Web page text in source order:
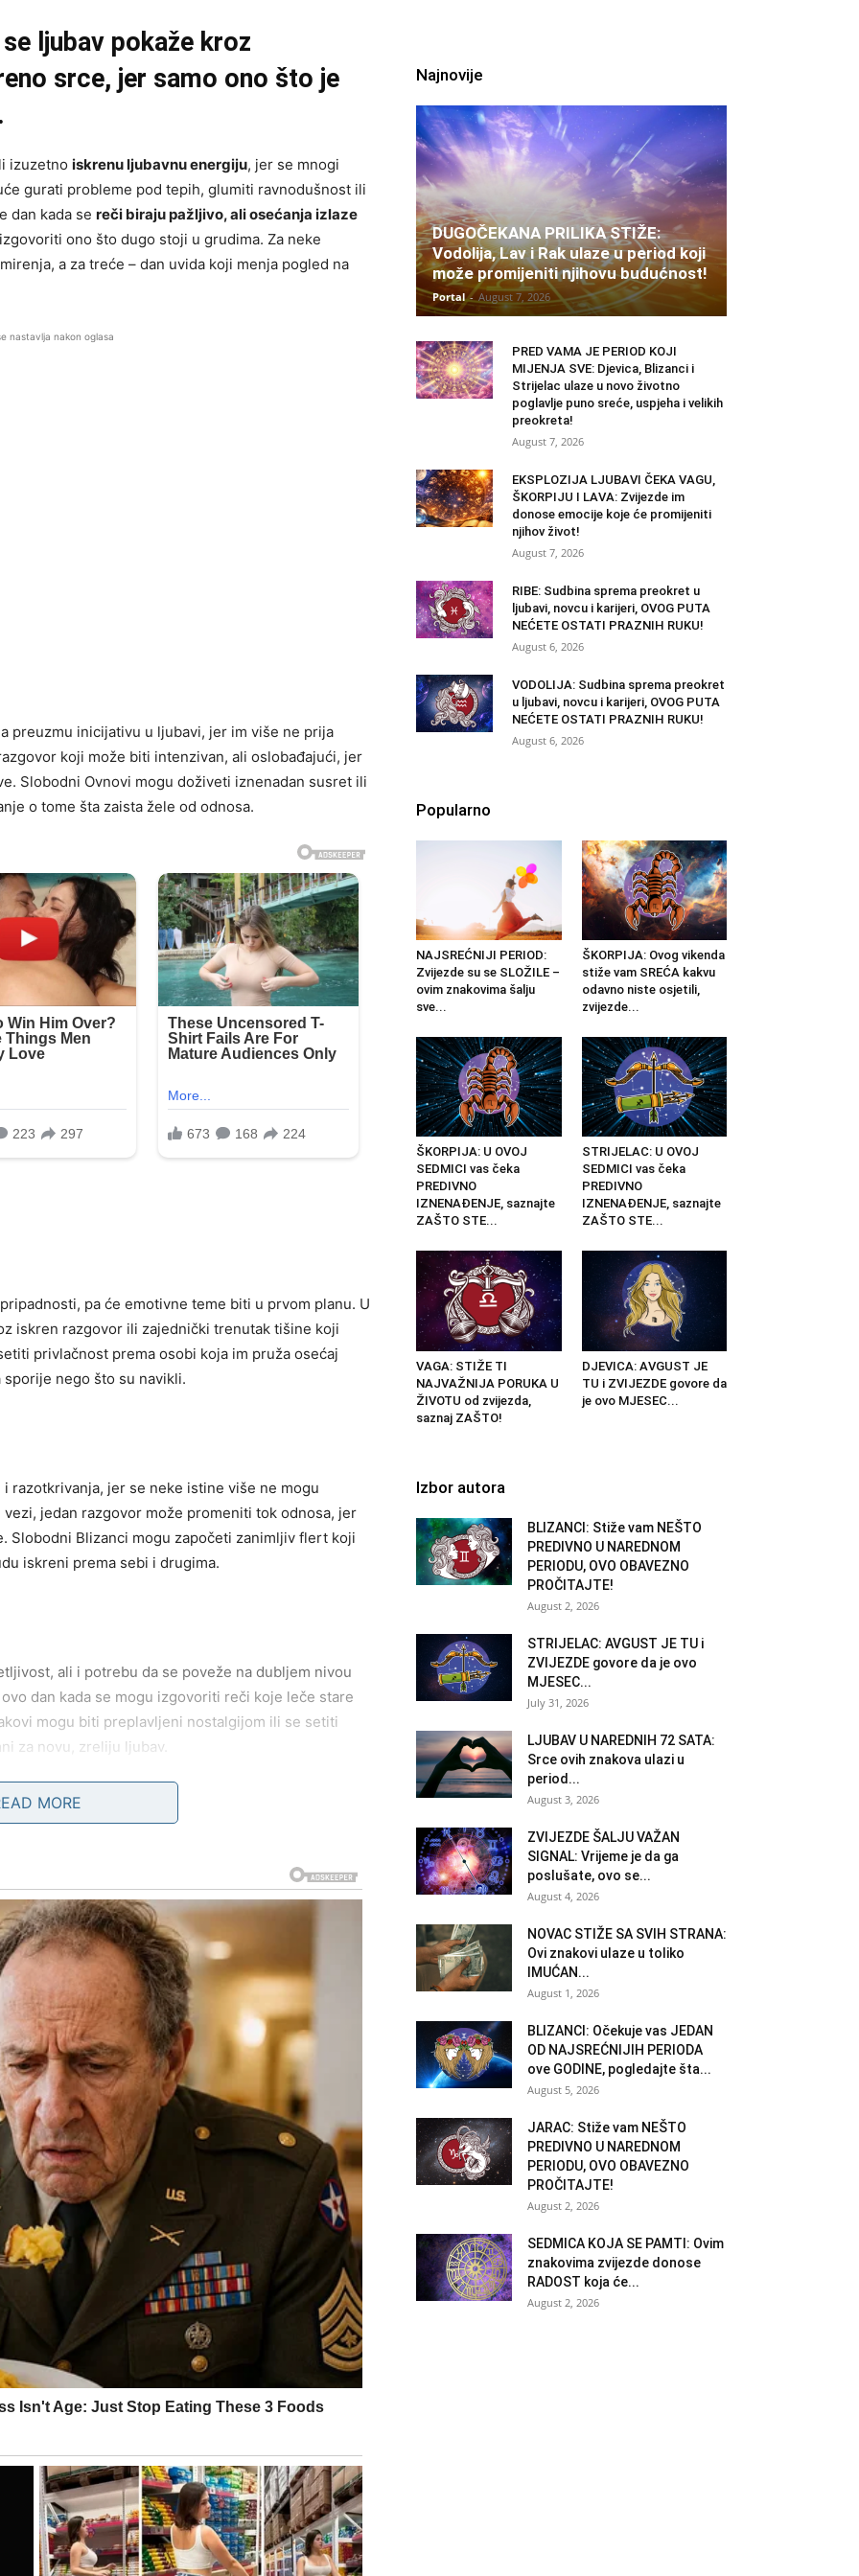
ljubav pokaže kroz
srce, jer samo ono što je
izuzetno iskrenu ljubavnu energiju, jer se mnogi
gurati probleme pod tepih, glumiti ravnodušnost ili
dan kada se reči biraju pažljivo, ali osećanja izlaze
ono što dugo stoji u grudima. Za neke
a za treće – dan uvida koji menja pogled na
nastavlja nakon oglasa
preuzmu inicijativu u ljubavi, jer im više ne prija
koji može biti intenzivan, ali oslobađajući, jer
Slobodni Ovnovi mogu doživeti iznenadan susret ili
o tome šta zaista žele od odnosa.
pa će emotivne teme biti u prvom planu. U
iskren razgovor ili zajednički trenutak tišine koji
privlačnost prema osobi koja im pruža osećaj
nego što su navikli.
razotkrivanja, jer se neke istine više ne mogu
jedan razgovor može promeniti tok odnosa, jer
Slobodni Blizanci mogu započeti zanimljiv flert koji
iskreni prema sebi i drugima.
ali i potrebu da se poveže na dubljem nivou
dan kada se mogu izgovoriti reči koje leče stare
mogu biti preplavljeni nostalgijom ili se setiti
za novu, zreliju ljubav.
iskrenosti koji dodatno produbljuje odnos.
onakvima kakvi jesu, bez idealizacije, što ih može i
ponašanje partnera, ali zvezde savetuju
iskrena namera. U vezama je važno da se emocije
biti iznenađene simpatijama koje se javljaju
racionalno.
i emotivnim mirom, ali okolnosti zahtevaju jasan
budućnosti, obaveza ili granica, a iskren razgovor
lepu komunikaciju koja ima potencijal da preraste
i dubokih uvida, jer se istina više ne može skrivati.
koja ih tera da se suoče sa sopstvenim strahovima
MORE
Najnovije
DUGOČEKANA PRILIKA STIŽE:
Vodolija, Lav i Rak ulaze u period koji
može promijeniti njihovu budućnost!
Portal - August 7, 2026
PRED VAMA JE PERIOD KOJI
MIJENJA SVE: Djevica, Blizanci i
Strijelac ulaze u novo životno
poglavlje puno sreće, uspjeha i velikih
preokreta!
August 7, 2026
EKSPLOZIJA LJUBAVI ČEKA VAGU,
ŠKORPIJU I LAVA: Zvijezde im
donose emocije koje će promijeniti
njihov život!
August 7, 2026
RIBE: Sudbina sprema preokret u
ljubavi, novcu i karijeri, OVOG PUTA
NEĆETE OSTATI PRAZNIH RUKU!
August 6, 2026
VODOLIJA: Sudbina sprema preokret
u ljubavi, novcu i karijeri, OVOG PUTA
NEĆETE OSTATI PRAZNIH RUKU!
August 6, 2026
Popularno
NAJSREĆNIJI PERIOD:
Zvijezde su se SLOŽILE –
ovim znakovima šalju
sve...
ŠKORPIJA: Ovog vikenda
stiže vam SREĆA kakvu
odavno niste osjetili,
zvijezde...
ŠKORPIJA: U OVOJ
SEDMICI vas čeka
PREDIVNO
IZNENAĐENJE, saznajte
ZAŠTO STE...
STRIJELAC: U OVOJ
SEDMICI vas čeka
PREDIVNO
IZNENAĐENJE, saznajte
ZAŠTO STE...
VAGA: STIŽE TI
NAJVAŽNIJA PORUKA U
ŽIVOTU od zvijezda,
saznaj ZAŠTO!
DJEVICA: AVGUST JE
TU i ZVIJEZDE govore da
je ovo MJESEC...
Izbor autora
BLIZANCI: Stiže vam NEŠTO
PREDIVNO U NAREDNOM
PERIODU, OVO OBAVEZNO
PROČITAJTE!
August 2, 2026
STRIJELAC: AVGUST JE TU i
ZVIJEZDE govore da je ovo
MJESEC...
July 31, 2026
LJUBAV U NAREDNIH 72 SATA:
Srce ovih znakova ulazi u
period...
August 3, 2026
ZVIJEZDE ŠALJU VAŽAN
SIGNAL: Vrijeme je da ga
poslušate, ovo se...
August 4, 2026
NOVAC STIŽE SA SVIH STRANA:
Ovi znakovi ulaze u toliko
IMUĆAN...
August 1, 2026
BLIZANCI: Očekuje vas JEDAN
OD NAJSREĆNIJIH PERIODA
ove GODINE, pogledajte šta...
August 5, 2026
JARAC: Stiže vam NEŠTO
PREDIVNO U NAREDNOM
PERIODU, OVO OBAVEZNO
PROČITAJTE!
August 2, 2026
SEDMICA KOJA SE PAMTI: Ovim
znakovima zvijezde donose
RADOST koja će...
August 2, 2026